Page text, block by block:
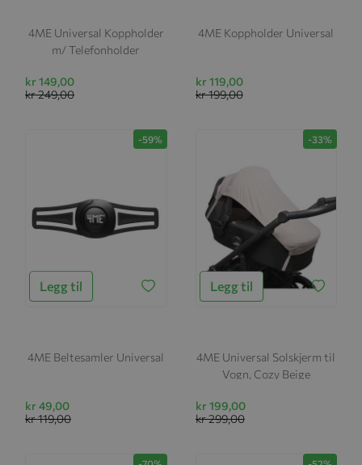
4ME Universal Koppholder
m/ Telefonholder
kr 149,00
kr 249,00
4ME Koppholder Universal
kr 119,00
kr 199,00
-59%
Legg til
4ME Beltesamler Universal
kr 49,00
kr 119,00
-33%
Legg til
4ME Universal Solskjerm til
Vogn, Cozy Beige
kr 199,00
kr 299,00